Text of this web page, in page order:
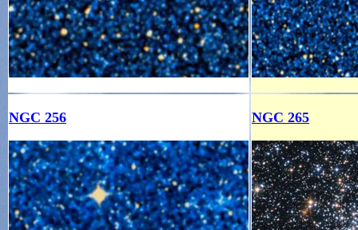
NGC 256 NGC 265